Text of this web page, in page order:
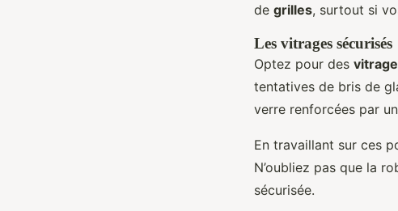
de grilles, surtout si
Les vitrages sécurisés
Optez pour des
tentatives de bris de
verre renforcées par
En travaillant sur ces
N’oubliez pas que la
sécurisée.